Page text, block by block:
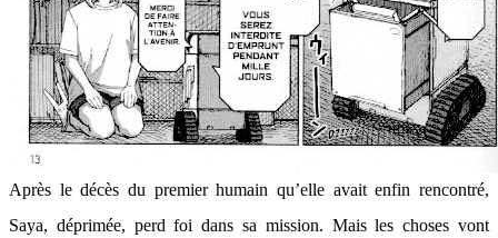
Après le décès du premier humain qu’elle avait enfin rencontré,
Saya, déprimée, perd foi dans sa mission. Mais les choses vont